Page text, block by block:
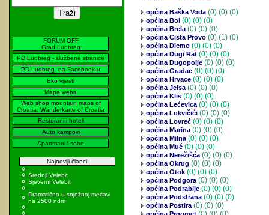
FORUM OFF
Grad Ludbreg
PD Ludbreg - službene stranice
PD Ludbreg- na Facebook-u
Eko vijesti
Mapa weba
Web shop mountain maps of
Croatia, Wanderkarte of Croatia
Restorani i hoteli
Auto kampovi
Apartmani i sobe
Najnoviji članci
Srednji Velebit
Sjeverni Velebit
Dramatično u snježnoj mećavi
na 2500 ndm
općina Baška Voda(0) (0) (0)
općina Bol (0) (0) (0)
općina Brela(0) (0) (0)
općina Cista Provo (0) (1) (0)
općina Dicmo (0) (0) (0)
općina Dugi Rat (0) (0) (0)
općina Dugopolje (0) (0) (0)
općina Gradac (0) (0) (0)
općina Hrvace (0) (0) (0)
općina Jelsa(0) (0) (0)
općina Klis (0) (0) (0)
općina Lećevica(0) (0) (0)
općina Lokvičići (0) (0) (0)
općina Lovreć (0) (0) (0)
općina Marina(0) (0) (0)
općina Milna(0) (0) (0)
općina Muć (0) (0) (0)
općina Nerežišća(0) (0) (0)
općina Okrug (0) (0) (0)
općina Otok (0) (0) (0)
općina Podgora(0) (0) (0)
općina Podrablje (0) (0) (0)
općina Podstrana(0) (0) (0)
općina Postira(0) (0) (0)